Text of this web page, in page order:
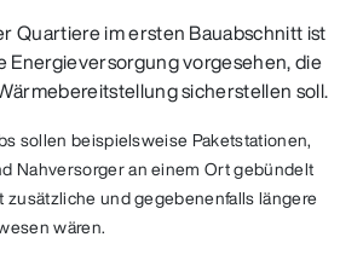
Quartiere im ersten Bauabschnitt ist
Energieversorgung vorgesehen, die
sicherstellen soll.
sollen beispielsweise Paketstationen,
Nahversorger an einem Ort gebündelt
und gegebenenfalls längere
wären.